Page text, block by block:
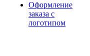
Оформление
заказа с
логотипом